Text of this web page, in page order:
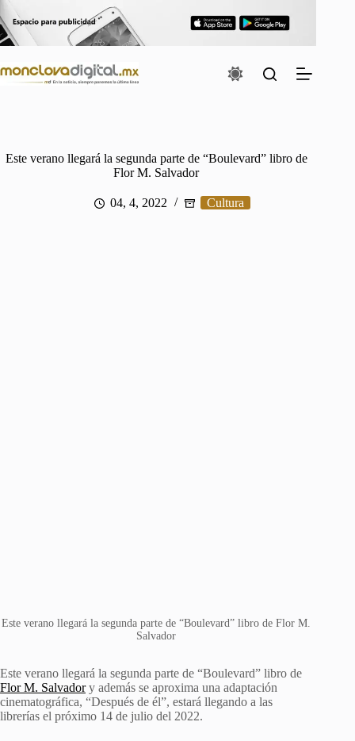
al
contenido
Este verano llegará la segunda parte de “Boulevard” libro de
Flor M. Salvador
04, 4, 2022 Cultura
Este verano llegará la segunda parte de “Boulevard” libro de Flor M.
Salvador
Este verano llegará la segunda parte de “Boulevard” libro de
Flor M. Salvadory además se aproxima una adaptación
cinematográfica, “Después de él”, estará llegando a las
librerías el próximo 14 de julio del 2022.